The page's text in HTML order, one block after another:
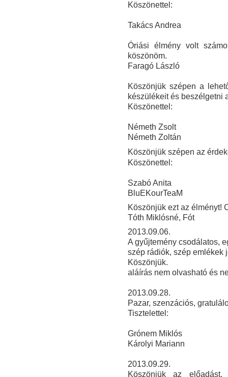
Köszönettel:
Takács Andrea
Óriási élmény volt
köszönöm.
Faragó László
Köszönjük szépen a
készülékeit és beszélgetni
Köszönettel:
Németh Zsolt
Németh Zoltán
Köszönjük szépen az
Köszönettel:
Szabó Anita
BluEKourTeaM
Köszönjük ezt az élményt!
Tóth Miklósné, Fót
2013.09.06.
A gyűjtemény csodálatos,
szép rádiók, szép emlékek
Köszönjük.
aláírás nem olvasható és
2013.09.28.
Pazar, szenzációs,
Tisztelettel:
Grónem Miklós
Károlyi Mariann
2013.09.29.
Köszönjük az